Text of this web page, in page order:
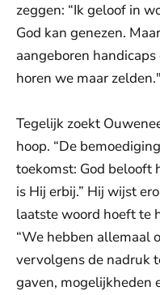
zeggen: “Ik geloof in
God kan genezen.
aangeboren
horen we maar zelden."
Tegelijk zoekt
hoop. “De
toekomst: God belooft
is Hij erbij.” Hij wijst
laatste woord hoeft te
“We hebben allemaal
vervolgens de nadruk
gaven, mogelijkheden